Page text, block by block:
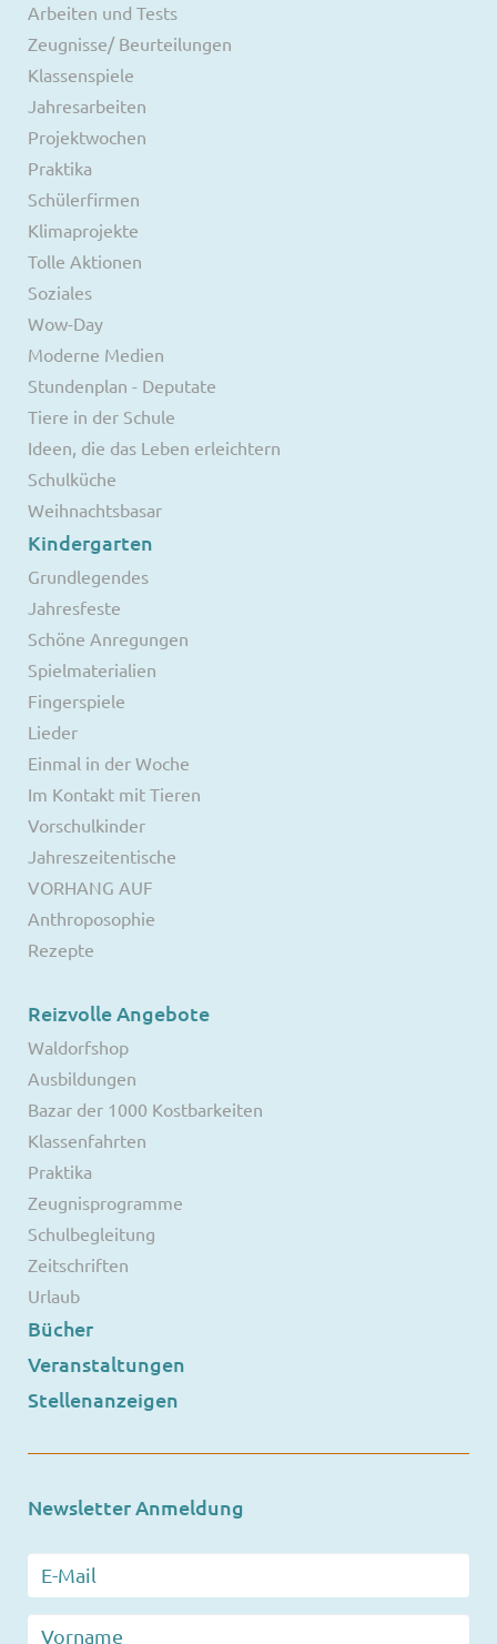
Arbeiten und Tests
Zeugnisse/ Beurteilungen
Klassenspiele
Jahresarbeiten
Projektwochen
Praktika
Schülerfirmen
Klimaprojekte
Tolle Aktionen
Soziales
Wow-Day
Moderne Medien
Stundenplan - Deputate
Tiere in der Schule
Ideen, die das Leben erleichtern
Schulküche
Weihnachtsbasar
Kindergarten
Grundlegendes
Jahresfeste
Schöne Anregungen
Spielmaterialien
Fingerspiele
Lieder
Einmal in der Woche
Im Kontakt mit Tieren
Vorschulkinder
Jahreszeitentische
VORHANG AUF
Anthroposophie
Rezepte
Reizvolle Angebote
Waldorfshop
Ausbildungen
Bazar der 1000 Kostbarkeiten
Klassenfahrten
Praktika
Zeugnisprogramme
Schulbegleitung
Zeitschriften
Urlaub
Bücher
Veranstaltungen
Stellenanzeigen
Newsletter Anmeldung